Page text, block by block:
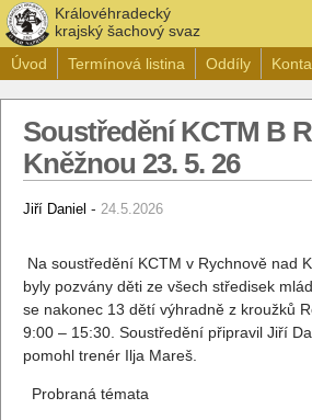
Královéhradecký
krajský šachový svaz
Úvod
Termínová listina Oddíly
Soustředění KCTM B
Kněžnou 23. 5. 26
Jiří Daniel - 24.5.2026
Na soustředění KCTM v Rychnově nad
byly pozvány děti ze všech středisek
se nakonec 13 dětí výhradně z kroužků
9:00 – 15:30. Soustředění připravil Jiří
pomohl trenér Ilja Mareš.
Probraná témata